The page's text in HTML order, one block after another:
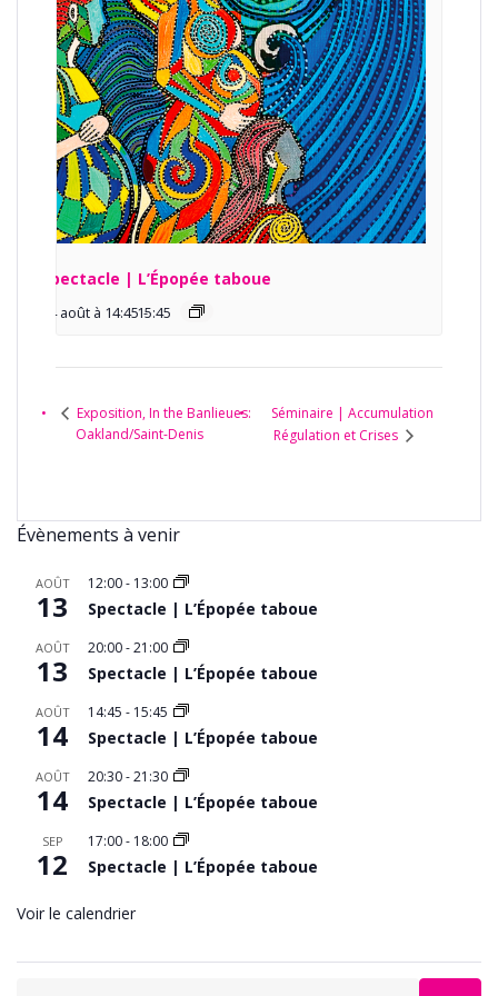
Spectacle | L’Épopée taboue
14 août à 14:45 -
15:45
Exposition, In the Banlieues:
Oakland/Saint-Denis
Séminaire | Accumulation
Régulation et Crises
Évènements à venir
AOÛT
13
12:00- 13:00
Spectacle | L’Épopée taboue
AOÛT
13
20:00-21:00
Spectacle | L’Épopée taboue
AOÛT
14
14:45 - 15:45
Spectacle | L’Épopée taboue
AOÛT
14
20:30-21:30
Spectacle | L’Épopée taboue
SEP
12
17:00- 18:00
Spectacle | L’Épopée taboue
Voir le calendrier